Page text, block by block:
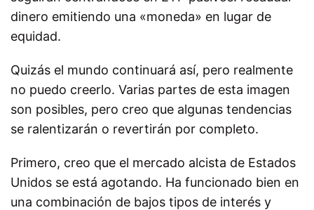
dinero emitiendo una «moneda» en lugar de
equidad.
Quizás el mundo continuará así, pero realmente
no puedo creerlo. Varias partes de esta imagen
son posibles, pero creo que algunas tendencias
se ralentizarán o revertirán por completo.
Primero, creo que el mercado alcista de Estados
Unidos se está agotando. Ha funcionado bien en
una combinación de bajos tipos de interés y